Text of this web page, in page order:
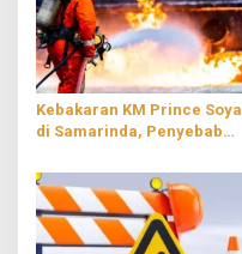
Kebakaran KM Prince Soya
di Samarinda, Penyebab